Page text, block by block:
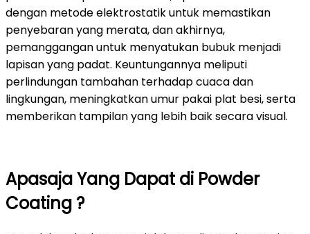
dengan metode elektrostatik untuk memastikan
penyebaran yang merata, dan akhirnya,
pemanggangan untuk menyatukan bubuk menjadi
lapisan yang padat. Keuntungannya meliputi
perlindungan tambahan terhadap cuaca dan
lingkungan, meningkatkan umur pakai plat besi, serta
memberikan tampilan yang lebih baik secara visual.
Apasaja Yang Dapat di Powder
Coating ?